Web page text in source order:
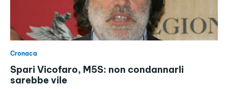
Cronaca
Spari Vicofaro, M5S: non condannarli
sarebbe vile